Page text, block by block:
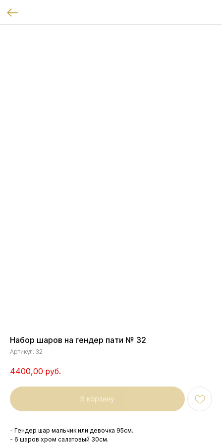
Набор шаров на гендер пати № 32
Артикул: 32
4400,00 руб.
В корзину
- Гендер шар мальчик или девочка 95см.
- 6 шаров хром салатовый 30см.